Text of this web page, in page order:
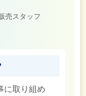
売スタッフ
に取り組め